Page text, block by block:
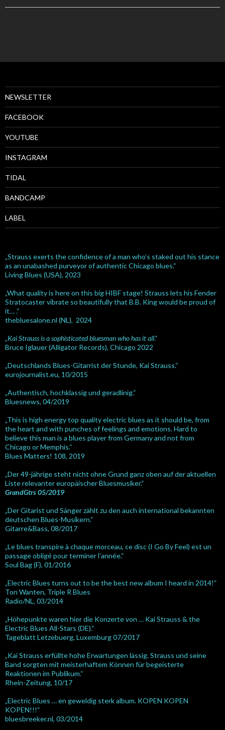
NEWSLETTER
FACEBOOK
YOUTUBE
INSTAGRAM
TIDAL
BANDCAMP
LABEL
„Strauss exerts the confidence of a man who’s staked out his stance
as an unabashed purveyor of authentic Chicago blues.“
Living Blues (USA), 2023
„What quality is here on this big HIBF stage! Strauss lets his Fender
Stratocaster vibrate so beautifully that B.B. King would be proud of
it… .“
thebluesalone.nl (NL), 2024
„Kai Strauss is a sophisticated bluesman who has it all.“
Bruce Iglauer (Alligator Records), Chicago 2022
„Deutschlands Blues-Gitarrist der Stunde, Kai Strauss.“
eurojournalist.eu, 10/2015
„Authentisch, hochklassig und geradlinig.“
Bluesnews, 04/2019
„This is high energy top quality electric blues as it should be, from
the heart and with punches of feelings and emotions. Hard to
believe this man is a blues player from Germany and not from
Chicago or Memphis.“
Blues Matters! 108, 2019
„Der 49-jährige steht nicht ohne Grund ganz oben auf der aktuellen
Liste relevanter europäischer Bluesmusiker.“
GrandGtrs 05/2019
„Der Gitarist und Sänger zählt zu den auch international bekannten
deutschen Blues-Musikern.“
Gitarre&Bass, 08/2017
„Le blues transpire à chaque morceau, ce disc (I Go By Feel) est un
passage obligé pour terminer l’année.“
Soul Bag (F), 01/2016
„Electric Blues turns out to be the best new album I heard in 2014!“
Ton Wanten, Triple R Blues
Radio/NL, 03/2014
„Höhepunkte waren hier die Konzerte von … Kai Strauss & the
Electric Blues All-Stars (DE).“
Tageblatt Letzebuerg, Luxemburg 07/2017
„Kai Strauss erfüllte hohe Erwartungen lässig. Strauss und seine
Band sorgten mit meisterhaftem Können für begeisterte
Reaktionen im Publikum.“
Rhein-Zeitung, 10/17
„Electric Blues … en geweldig sterk album. KOPEN KOPEN
KOPEN!!!“
bluesbreeker.nl, 03/2014